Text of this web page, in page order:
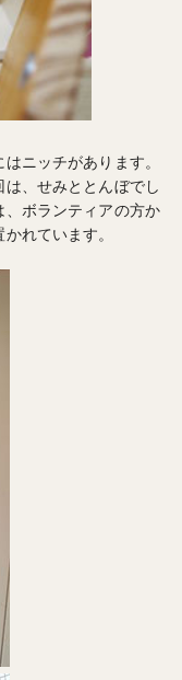
ニッチがあります。
、せみととんぼでし
、ボランティアの方か
れています。